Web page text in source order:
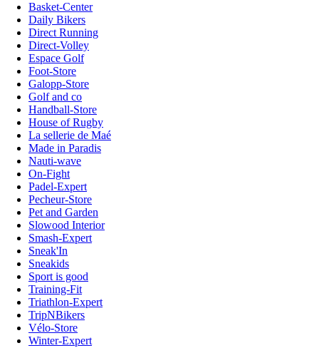
Basket-Center
Daily Bikers
Direct Running
Direct-Volley
Espace Golf
Foot-Store
Galopp-Store
Golf and co
Handball-Store
House of Rugby
La sellerie de Maé
Made in Paradis
Nauti-wave
On-Fight
Padel-Expert
Pecheur-Store
Pet and Garden
Slowood Interior
Smash-Expert
Sneak'In
Sneakids
Sport is good
Training-Fit
Triathlon-Expert
TripNBikers
Vélo-Store
Winter-Expert